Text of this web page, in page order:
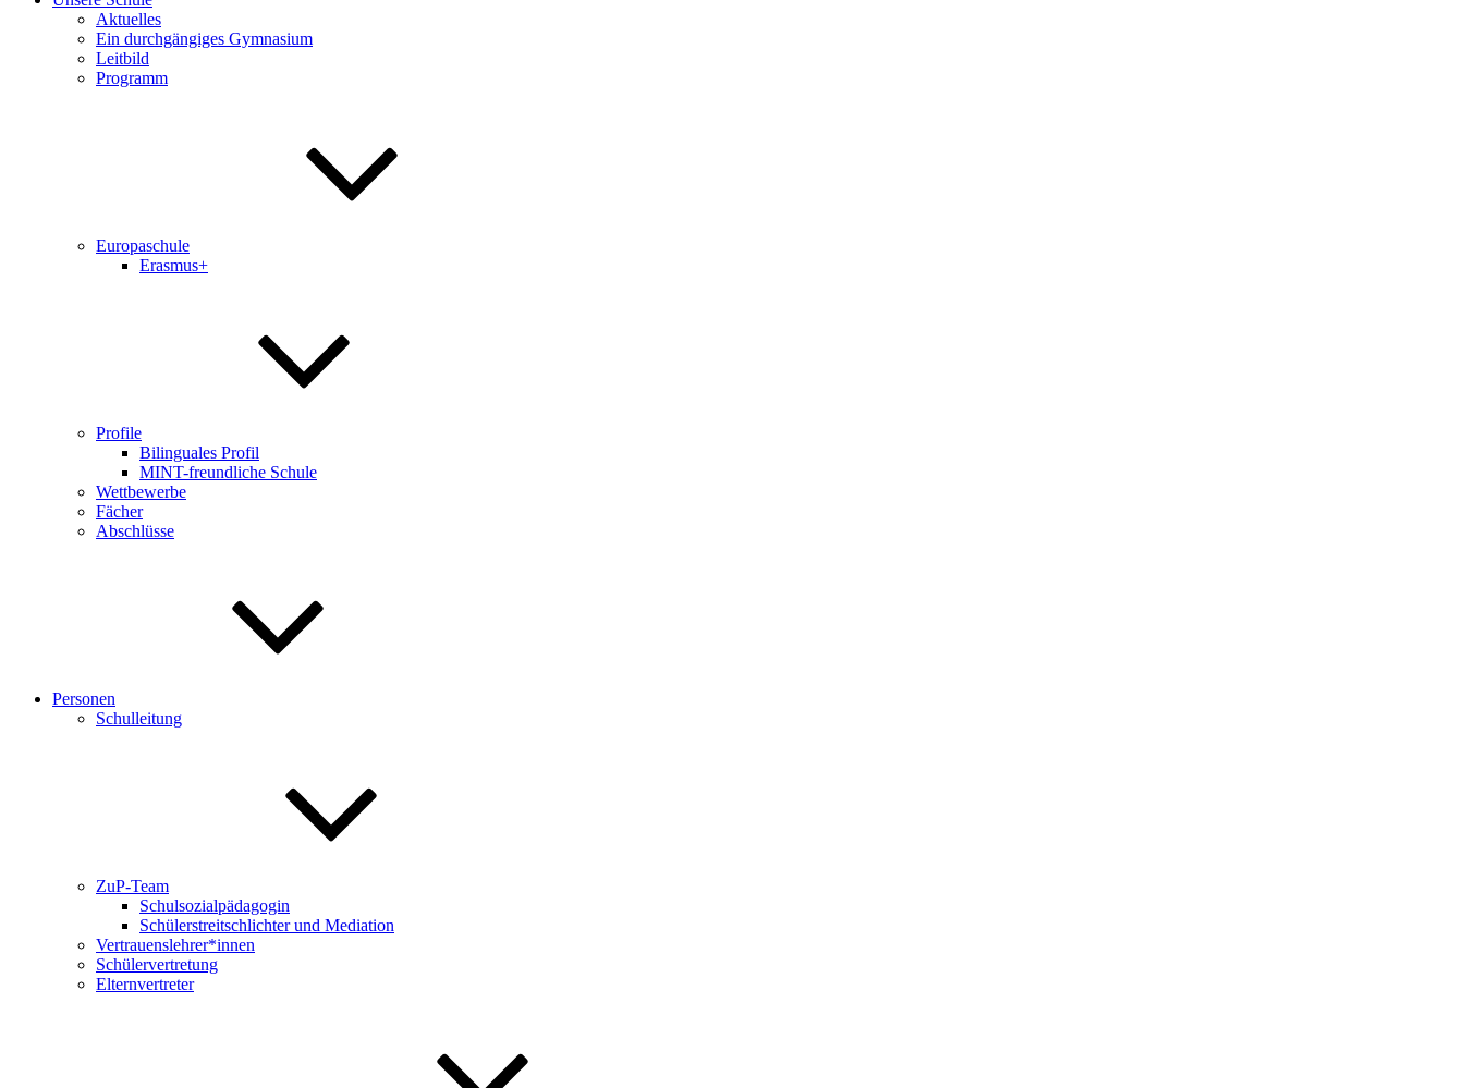
Aktuelles
Ein durchgängiges Gymnasium
Leitbild
Programm
Europaschule
Erasmus+
Profile
Bilinguales Profil
MINT-freundliche Schule
Wettbewerbe
Fächer
Abschlüsse
Personen
Schulleitung
ZuP-Team
Schulsozialpädagogin
Schülerstreitschlichter und Mediation
Vertrauenslehrer*innen
Schülervertretung
Elternvertreter